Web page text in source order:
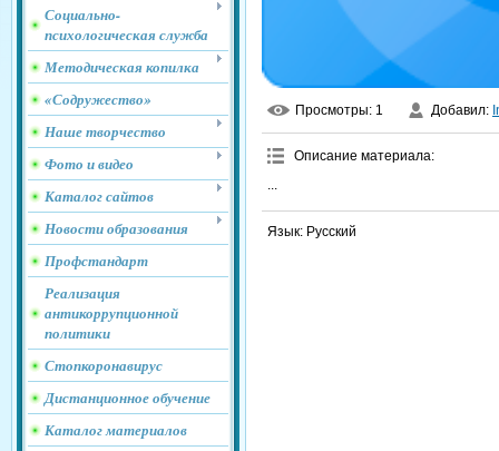
Социально-
психологическая служба
Методическая копилка
«Содружество»
Наше творчество
Фото и видео
Каталог сайтов
Новости образования
Профстандарт
Реализация
антикоррупционной
политики
Стопкоронавирус
Дистанционное обучение
Каталог материалов
Просмотры: 1 Добавил:
Описание материала:
...
Язык: Русский